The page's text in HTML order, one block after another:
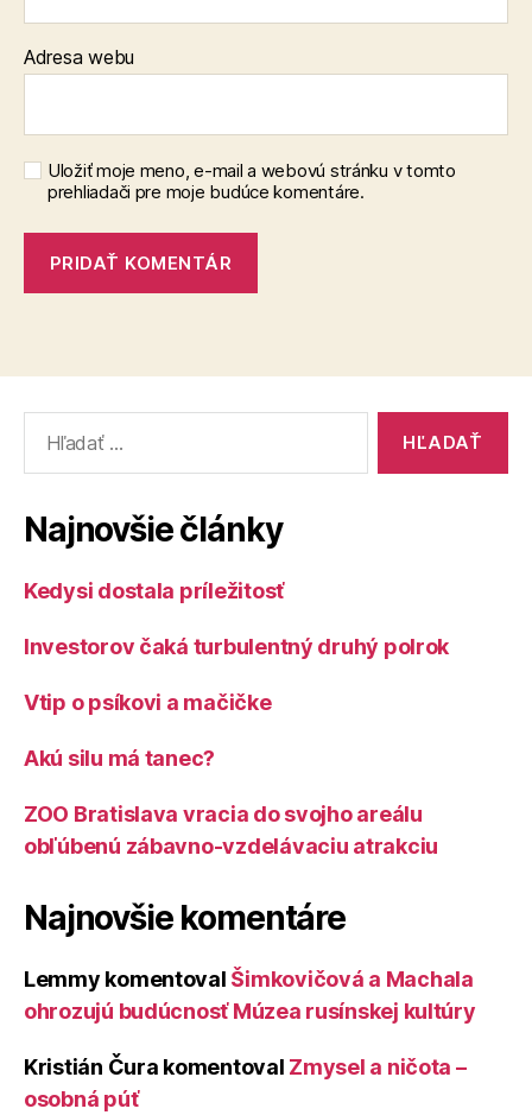
Adresa webu
Uložiť moje meno, e-mail a webovú stránku v tomto
prehliadači pre moje budúce komentáre.
Najnovšie články
Kedysi dostala príležitosť
Investorov čaká turbulentný druhý polrok
Vtip o psíkovi a mačičke
Akú silu má tanec?
ZOO Bratislava vracia do svojho areálu
obľúbenú zábavno-vzdelávaciu atrakciu
Najnovšie komentáre
Lemmy komentoval Šimkovičová a Machala
ohrozujú budúcnosť Múzea rusínskej kultúry
Kristián Čura komentoval Zmysel a ničota –
osobná púť